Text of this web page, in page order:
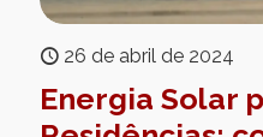
26 de abril de 2024
Energia Solar